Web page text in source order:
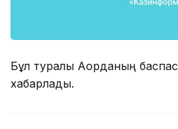
Бұл туралы Ақорданың
хабарлады.